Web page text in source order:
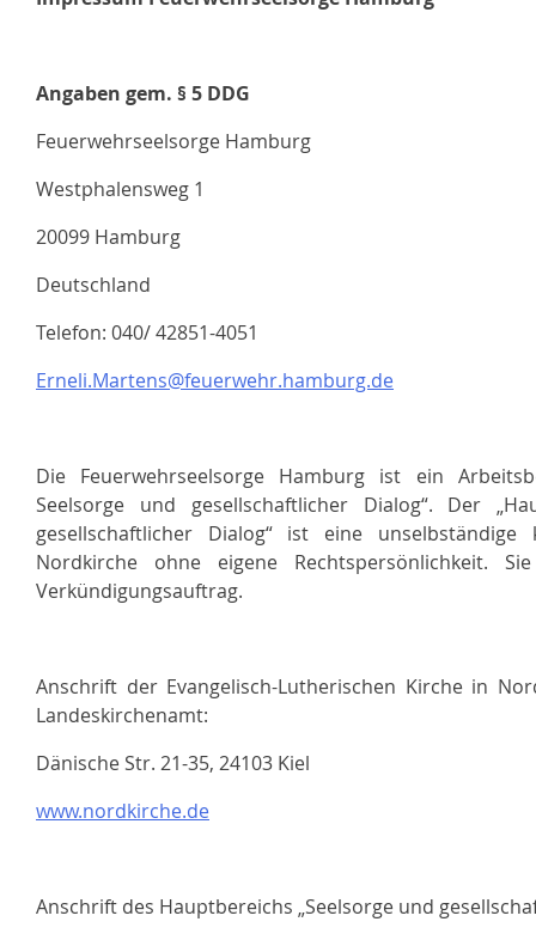
Angaben gem. § 5 DDG
Feuerwehrseelsorge Hamburg
Westphalensweg 1
20099 Hamburg
Deutschland
Telefon: 040/ 42851-4051
Erneli.Martens@feuerwehr.hamburg.de
Die Feuerwehrseelsorge Hamburg ist ein
Seelsorge und gesellschaftlicher Dialog“. Der
gesellschaftlicher Dialog“ ist eine
Nordkirche ohne eigene Rechtspersönlichkeit.
Verkündigungsauftrag.
Anschrift der Evangelisch-Lutherischen Kirche in
Landeskirchenamt:
Dänische Str. 21-35, 24103 Kiel
www.nordkirche.de
Anschrift des Hauptbereichs „Seelsorge und